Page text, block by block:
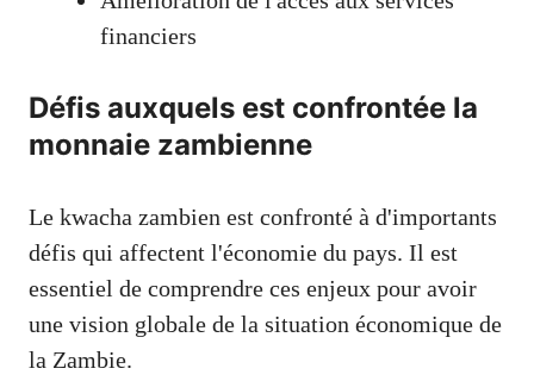
financiers
Défis auxquels est confrontée la
monnaie zambienne
Le kwacha zambien est confronté à d'importants
défis qui affectent l'économie du pays. Il est
essentiel de comprendre ces enjeux pour avoir
une vision globale de la situation économique de
la Zambie.